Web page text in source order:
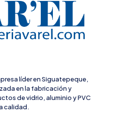
líder en Siguatepeque,
en la fabricación y
de vidrio, aluminio y PVC
calidad.